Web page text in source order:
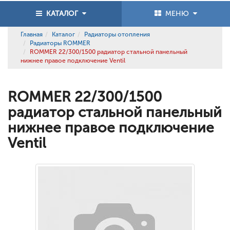
КАТАЛОГ МЕНЮ
Главная Каталог
Радиаторы отопления
Радиаторы ROMMER
ROMMER 22/300/1500 радиатор стальной панельный
нижнее правое подключение Ventil
ROMMER 22/300/1500
радиатор стальной панельный
нижнее правое подключение
Ventil